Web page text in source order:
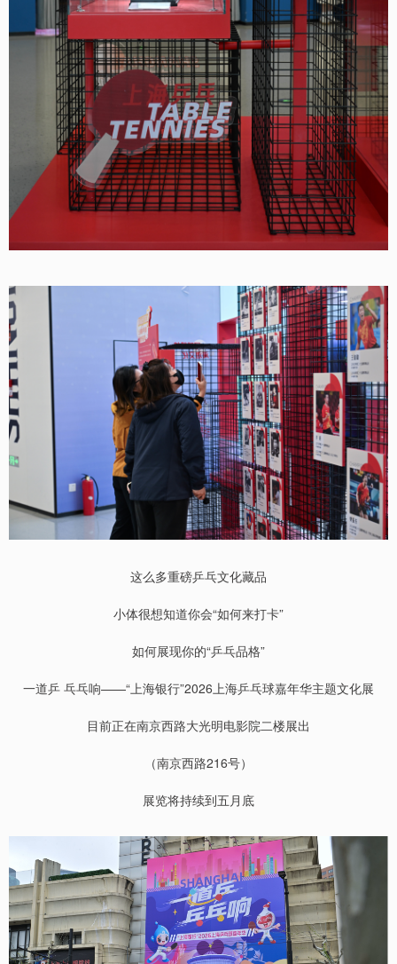
这么多重磅乒乓文化藏品
小体很想知道你会“如何来打卡”
如何展现你的“乒乓品格”
一道乒 乓乓响——“上海银行”2026上海乒乓球嘉年华主题文化展
目前正在南京西路大光明电影院二楼展出
（南京西路216号）
展览将持续到五月底